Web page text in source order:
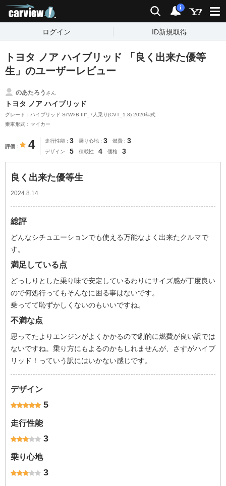
検索 通知
i
ログイン ID新規取得
トヨタ ノア ハイブリッド 「良く出来た優等
生」のユーザーレビュー
のあたろう さん
トヨタ ノア ハイブリッド
グレード：ハイブリッド Si“W×B III”_7人乗り(CVT_1.8) 2020年式
乗車形式：マイカー
評価 4 走行性能 3 乗り心地 3 燃費 3
デザイン 5 積載性 4 価格 3
良く出来た優等生
2024.8.14
総評
どんなシチュエーションでも使える万能なよく出来たクルマで
す。
満足している点
どっしりとした乗り味で安定しているわりにサイズ感が丁度良い
ので何処行ってもそんなに困る事はないです。
乗ってて恥ずかしくないのもいいですね。
不満な点
思ってたよりエンジンがよくかかるので劇的に燃費が良い訳では
ないですね。乗り方にもよるのかもしれませんが、さすがハイブ
リッド！っていう訳にはいかない感じです。
デザイン
5
走行性能
3
乗り心地
3